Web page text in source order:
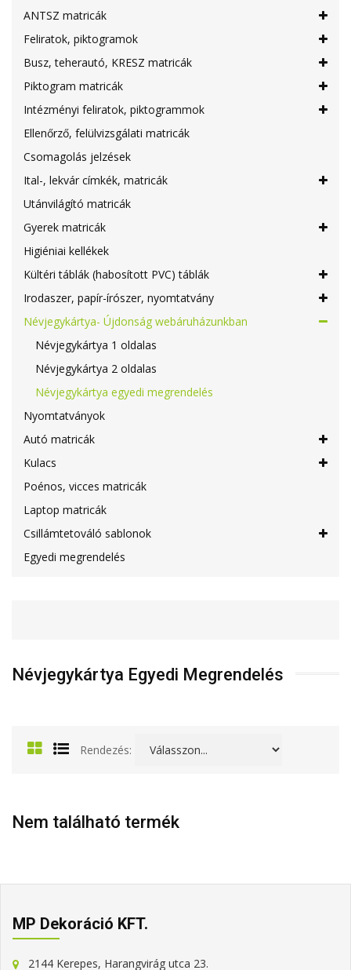
ANTSZ matricák
Feliratok, piktogramok
Busz, teherautó, KRESZ matricák
Piktogram matricák
Intézményi feliratok, piktogrammok
Ellenőrző, felülvizsgálati matricák
Csomagolás jelzések
Ital-, lekvár címkék, matricák
Utánvilágító matricák
Gyerek matricák
Higiéniai kellékek
Kültéri táblák (habosított PVC) táblák
Irodaszer, papír-írószer, nyomtatvány
Névjegykártya- Újdonság webáruházunkban
Névjegykártya 1 oldalas
Névjegykártya 2 oldalas
Névjegykártya egyedi megrendelés
Nyomtatványok
Autó matricák
Kulacs
Poénos, vicces matricák
Laptop matricák
Csillámtetováló sablonok
Egyedi megrendelés
Névjegykártya Egyedi Megrendelés
Rendezés:
Nem található termék
MP Dekoráció KFT.
2144 Kerepes, Harangvirág utca 23.